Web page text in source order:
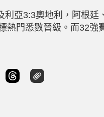
亞3:3奧地利，阿根廷
門悉數晉級。而32強
壓陣的克羅地亞
世界盃規模擴